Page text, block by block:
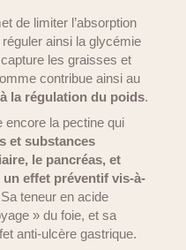
de limiter l’absorption
ainsi la glycémie
les graisses et
contribue ainsi au
la régulation du poids.
encore la pectine qui
et substances
le pancréas, et
effet préventif vis-à-
teneur en acide
» du foie, et sa
anti-ulcère gastrique.